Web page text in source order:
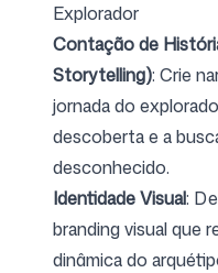
Explorador
Contação de
Storytelling): Crie
jornada do
descoberta e a
desconhecido.
Identidade Visual:
branding visual que
dinâmica do